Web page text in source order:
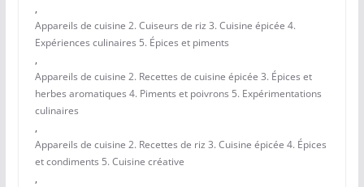
,
Appareils de cuisine 2. Cuiseurs de riz 3. Cuisine épicée 4.
Expériences culinaires 5. Épices et piments
,
Appareils de cuisine 2. Recettes de cuisine épicée 3. Épices et
herbes aromatiques 4. Piments et poivrons 5. Expérimentations
culinaires
,
Appareils de cuisine 2. Recettes de riz 3. Cuisine épicée 4. Épices
et condiments 5. Cuisine créative
,